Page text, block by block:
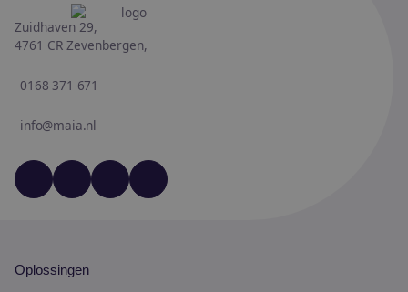
Zuidhaven 29,
4761 CR Zevenbergen,
0168 371 671
info@maia.nl
YouTubeLinkedInFacebookInstagram
Oplossingen